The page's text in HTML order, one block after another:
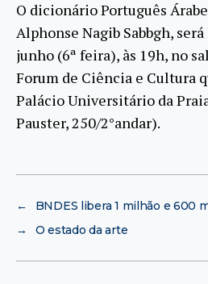
O dicionário Português
Alphonse Nagib Sabbgh,
junho (6ª feira), às 19h, no
Forum de Ciência e Cultura
Palácio Universitário da
Pauster, 250/2°andar).
←
BNDES libera 1 milhão e 600
→
O estado da arte